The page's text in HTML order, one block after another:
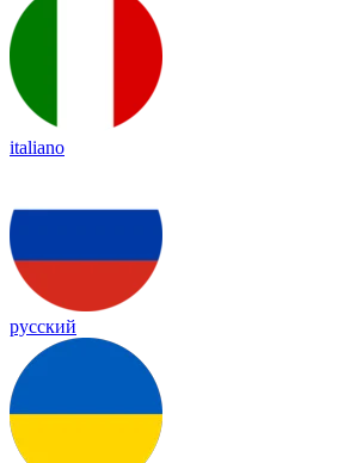
italiano
русский